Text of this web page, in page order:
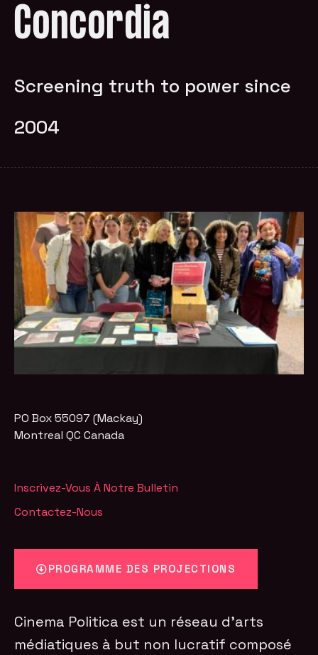
Concordia
Screening truth to power since
2004
PO Box 55097 (Mackay)
Montreal QC Canada
Inscrivez-Vous À Notre Bulletin
Contactez-Nous
PROGRAMME DES PROJECTIONS
Cinema Politica est un réseau d’arts
médiatiques à but non lucratif composé